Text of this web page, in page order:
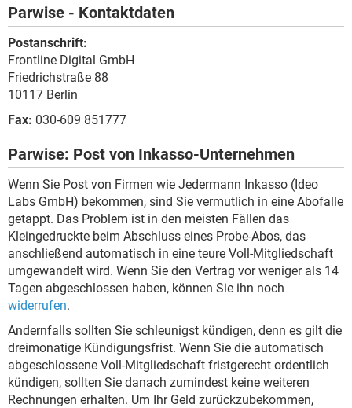
Parwise - Kontaktdaten
Postanschrift:
Frontline Digital GmbH
Friedrichstraße 88
10117 Berlin
Fax: 030-609 851777
Parwise: Post von Inkasso-Unternehmen
Wenn Sie Post von Firmen wie Jedermann Inkasso (Ideo
Labs GmbH) bekommen, sind Sie vermutlich in eine Abofalle
getappt. Das Problem ist in den meisten Fällen das
Kleingedruckte beim Abschluss eines Probe-Abos, das
anschließend automatisch in eine teure Voll-Mitgliedschaft
umgewandelt wird. Wenn Sie den Vertrag vor weniger als 14
Tagen abgeschlossen haben, können Sie ihn noch
widerrufen.
Andernfalls sollten Sie schleunigst kündigen, denn es gilt die
dreimonatige Kündigungsfrist. Wenn Sie die automatisch
abgeschlossene Voll-Mitgliedschaft fristgerecht ordentlich
kündigen, sollten Sie danach zumindest keine weiteren
Rechnungen erhalten. Um Ihr Geld zurückzubekommen,